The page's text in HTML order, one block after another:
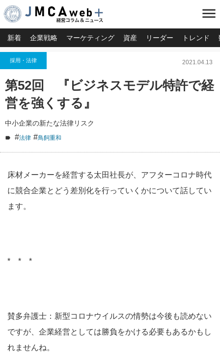
menu
新着 企業戦略 マーケティング 資産 リーダー トレンド
採用・法律 2021.04.13
第52回 『ビジネスモデル特許で経
営を強くする』
中小企業の新たな法律リスク
#法律 #鳥飼重和
床材メーカーを経営する太田社長が、アフターコロナ時代
に競合企業とどう差別化を行っていくかについて話してい
ます。
* * *
賛多弁護士：新型コロナウイルスの情勢は今後も読めない
ですが、企業経営としては勝負をかける必要もあるかもし
れませんね。